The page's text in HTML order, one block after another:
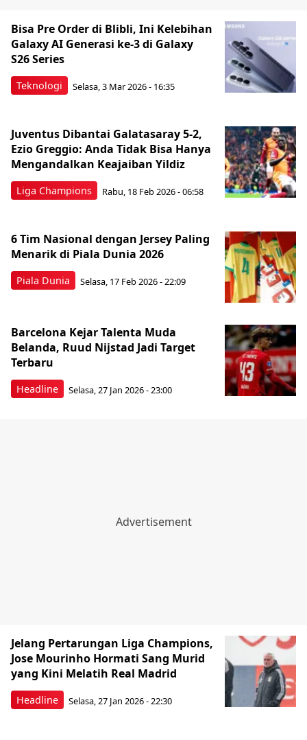
Teknologi
Bisa Pre Order di Blibli, Ini Kelebihan
Galaxy AI Generasi ke-3 di Galaxy
S26 Series
Selasa, 3 Mar 2026 - 16:35
Liga Champions
Juventus Dibantai Galatasaray 5-2,
Ezio Greggio: Anda Tidak Bisa Hanya
Mengandalkan Keajaiban Yildiz
Rabu, 18 Feb 2026 - 06:58
Piala Dunia
6 Tim Nasional dengan Jersey Paling
Menarik di Piala Dunia 2026
Selasa, 17 Feb 2026 - 22:09
Headline
Barcelona Kejar Talenta Muda
Belanda, Ruud Nijstad Jadi Target
Terbaru
Selasa, 27 Jan 2026 - 23:00
Headline
Jelang Pertarungan Liga Champions,
Jose Mourinho Hormati Sang Murid
yang Kini Melatih Real Madrid
Selasa, 27 Jan 2026 - 22:30